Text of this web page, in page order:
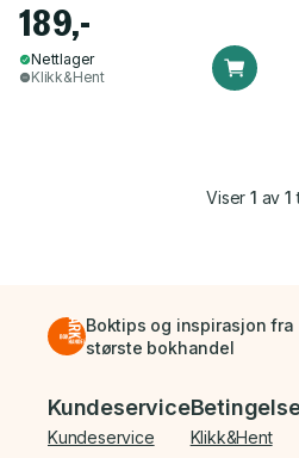
189,-
Nettlager
Klikk&Hent
Viser1 av 1
Boktips og inspirasjon fra
største bokhandel
Bunnmeny
Kundeservice
Kundeservice Klikk&Hent